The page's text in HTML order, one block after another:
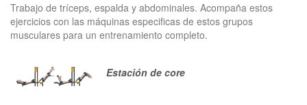
Trabajo de tríceps, espalda y abdominales. Acompaña estos
ejercicios con las máquinas especificas de estos grupos
musculares para un entrenamiento completo.
Estación de core